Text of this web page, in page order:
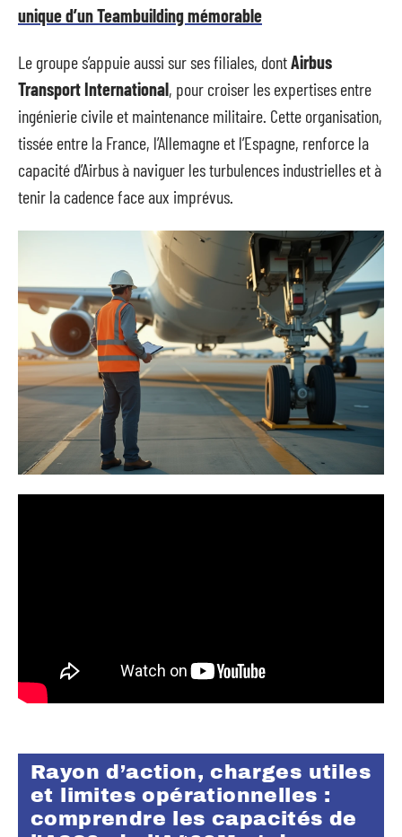
unique d’un Teambuilding mémorable
Le groupe s’appuie aussi sur ses filiales, dontAirbus
Transport International, pour croiser les expertises entre
ingénierie civile et maintenance militaire. Cette organisation,
tissée entre la France, l’Allemagne et l’Espagne, renforce la
capacité d’Airbus à naviguer les turbulences industrielles et à
tenir la cadence face aux imprévus.
Rayon d’action, charges utiles
et limites opérationnelles :
comprendre les capacités de